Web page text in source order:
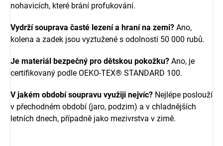
nohavicích, které brání profukování.
Vydrží souprava časté lezení a hraní na zemi? Ano,
kolena a zadek jsou vyztužené s odolností 50 000 rubů.
Je materiál bezpečný pro dětskou pokožku? Ano, je
certifikovaný podle OEKO-TEX® STANDARD 100.
V jakém období soupravu využiji nejvíc? Nejlépe poslouží
v přechodném období (jaro, podzim) a v chladnějších
letních dnech, případně jako mezivrstva v zimě.